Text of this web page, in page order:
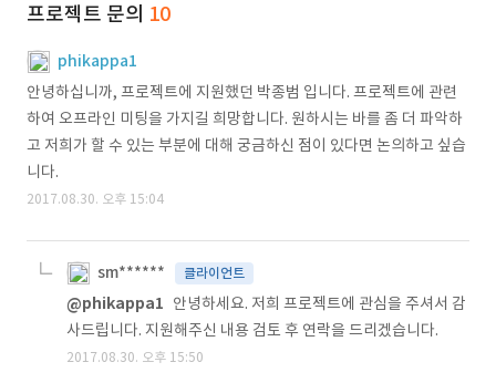
프로젝트 문의 10
phikappa1
안녕하십니까, 프로젝트에 지원했던 박종범 입니다. 프로젝트에 관련
하여 오프라인 미팅을 가지길 희망합니다. 원하시는 바를 좀 더 파악하
고 저희가 할 수 있는 부분에 대해 궁금하신 점이 있다면 논의하고 싶습
니다.
2017.08.30. 오후 15:04
sm****** 클라이언트
@phikappa1 안녕하세요. 저희 프로젝트에 관심을 주셔서 감
사드립니다. 지원해주신 내용 검토 후 연락을 드리겠습니다.
2017.08.30. 오후 15:50